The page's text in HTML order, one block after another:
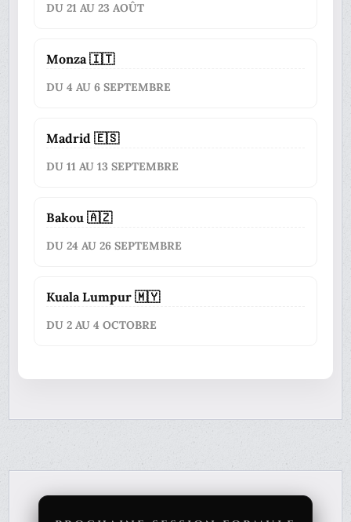
DU 21 AU 23 AOÛT
Monza 🇮🇹
DU 4 AU 6 SEPTEMBRE
Madrid 🇪🇸
DU 11 AU 13 SEPTEMBRE
Bakou 🇦🇿
DU 24 AU 26 SEPTEMBRE
Kuala Lumpur 🇲🇾
DU 2 AU 4 OCTOBRE